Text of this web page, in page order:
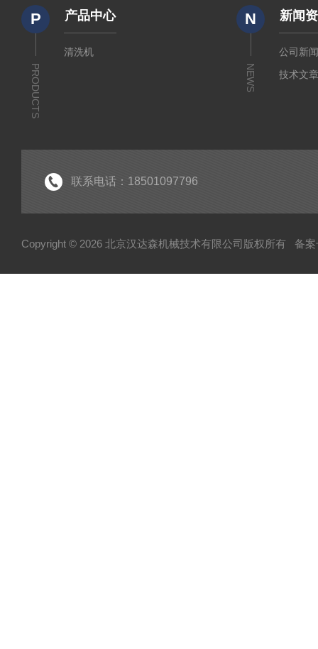
P
PRODUCTS
产品中心
清洗机
N
NEWS
新闻
公司新
技术文
联系电话：18501097796
Copyright © 2026 北京汉达森机械技术有限公司版权所有 备案